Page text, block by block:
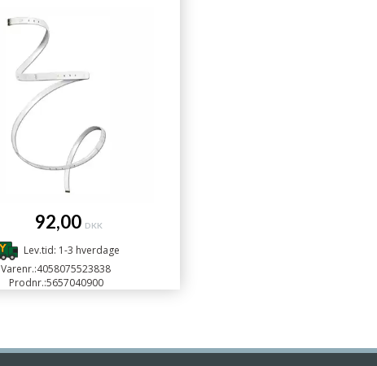
92,00 DKK
Lev.tid: 1-3 hverdage
Varenr.:4058075523838
Prodnr.:5657040900